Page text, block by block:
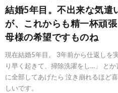
結婚5年目。不出来な気遣
が、これからも精一杯頑
母様の希望ですものね
現在結婚5年目。 3年前から仕返しを
り早く起きて、掃除洗濯をし…」 と
に全部してあげたら 泣き崩れるほど
しいです。